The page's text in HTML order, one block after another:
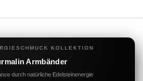
KOLLEKTION
Armbänder
durch natürliche Edelsteinenergie